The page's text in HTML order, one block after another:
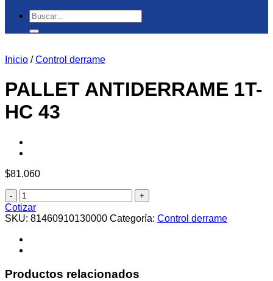
Buscar
por:
Inicio / Control derrame
PALLET ANTIDERRAME 1T-
HC 43
$81.060
PALLET
ANTIDERRAME
1T-
43
cantidad
Cotizar
SKU: 81460910130000 Categoría: Control derrame
Productos relacionados